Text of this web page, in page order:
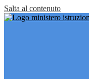
Salta al contenuto